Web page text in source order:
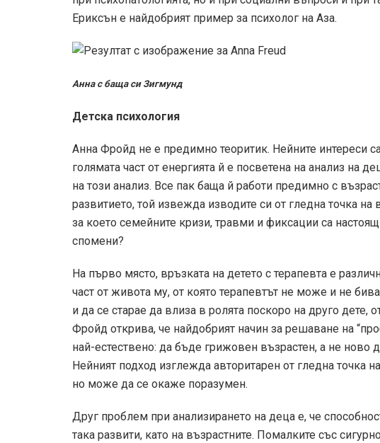
Ериксън е най­добрият пример за психолог на Аз­а.
Анна с баща си Зигмунд
Детска психология
Анна Фройд не е предимно теоритик. Нейните интереси
голямата част от енергията й е посветена на анализ на
на този анализ. Все пак баща й работи предимно с
развитието, той извежда изводите си от гледна точка на
за което семейните кризи, травми и фиксации са
спомени?
На първо място, връзката на детето с терапевта е
част от живота му, от която терапевтът не може и не
и да се старае да влиза в ролята по­скоро на друго дете,
Фройд открива, че най­добрият начин за решаване на
най-естествено: да бъде грижовен възрастен, а не ново
Нейният подход изглежда авторитарен от гледна точка
но може да се окаже по­разумен.
Друг проблем при анализирането на деца е, че
така развити, като на възрастните. По­малките със